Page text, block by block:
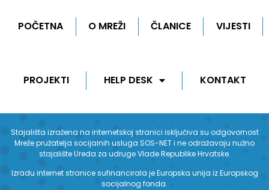
POČETNA O MREŽI ČLANICE VIJESTI
PROJEKTI HELP DESK KONTAKT
Stajališta izražena na internetskoj stranici isključiva su odgovornost
Mreže pružatelja socijalnih usluga SOS-NET i ne odražavaju nužno
stajalište Ureda za udruge Vlade Republike Hrvatske.
Izradu internet stranice sufinancirala je Europska unija iz Europskog
socijalnog fonda.